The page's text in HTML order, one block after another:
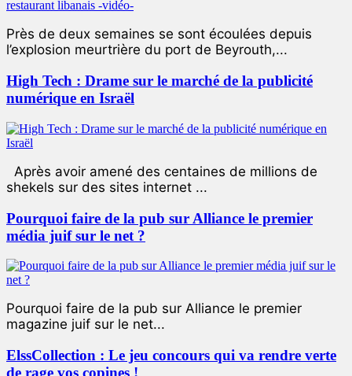
Près de deux semaines se sont écoulées depuis
l’explosion meurtrière du port de Beyrouth,...
High Tech : Drame sur le marché de la publicité
numérique en Israël
Après avoir amené des centaines de millions de
shekels sur des sites internet ...
Pourquoi faire de la pub sur Alliance le premier
média juif sur le net ?
Pourquoi faire de la pub sur Alliance le premier
magazine juif sur le net...
ElssCollection : Le jeu concours qui va rendre verte
de rage vos copines !